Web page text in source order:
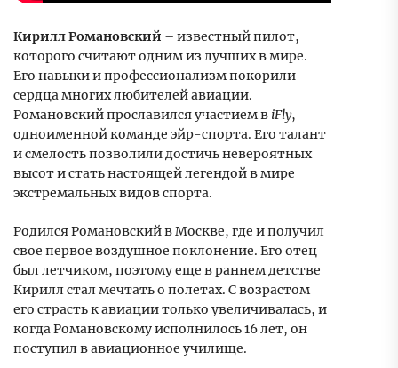
Кирилл Романовский – известный пилот,
которого считают одним из лучших в мире.
Его навыки и профессионализм покорили
сердца многих любителей авиации.
Романовский прославился участием в iFly,
одноименной команде эйр-спорта. Его талант
и смелость позволили достичь невероятных
высот и стать настоящей легендой в мире
экстремальных видов спорта.
Родился Романовский в Москве, где и получил
свое первое воздушное поклонение. Его отец
был летчиком, поэтому еще в раннем детстве
Кирилл стал мечтать о полетах. С возрастом
его страсть к авиации только увеличивалась, и
когда Романовскому исполнилось 16 лет, он
поступил в авиационное училище.